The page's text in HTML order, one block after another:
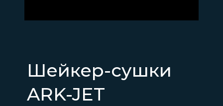
Шейкер-сушки
ARK-JET